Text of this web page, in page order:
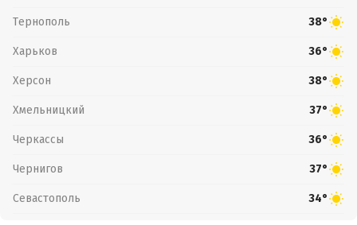
Тернополь 38°
Харьков 36°
Херсон 38°
Хмельницкий 37°
Черкассы 36°
Чернигов 37°
Севастополь 34°